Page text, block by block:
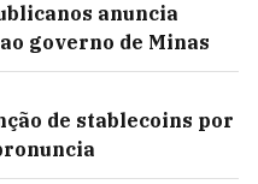
anuncia
governo de Minas
de stablecoins por